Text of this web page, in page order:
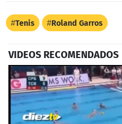
Tenis Roland Garros
VIDEOS RECOMENDADOS